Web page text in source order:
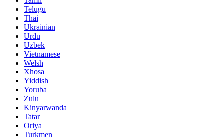
Telugu
Thai
Ukrainian
Urdu
Uzbek
Vietnamese
Welsh
Xhosa
Yiddish
Yoruba
Zulu
Kinyarwanda
Tatar
Oriya
Turkmen